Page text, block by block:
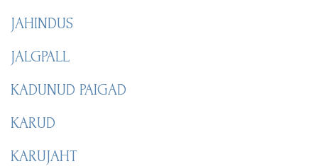
JAHINDUS
JALGPALL
KADUNUD PAIGAD
KARUD
KARUJAHT